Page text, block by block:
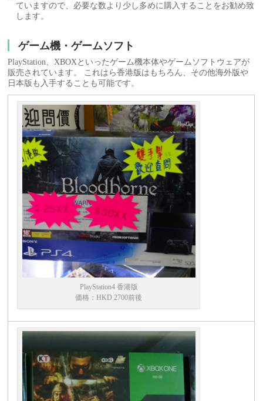
ていますので、必要な数より少し多めに購入することをお勧め致
します。
ゲーム機・ゲームソフト
PlayStation、XBOXといったゲーム機本体やゲームソフトウェアが
販売されています。 これはら香港版はもちろん、その他海外版や
日本版も入手することも可能です。
PlayStation4 香港版
価格：HKD 2700前後